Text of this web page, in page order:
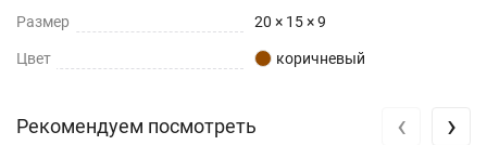
Размер 20 × 15 × 9
Цвет коричневый
Рекомендуем посмотреть ‹ ›